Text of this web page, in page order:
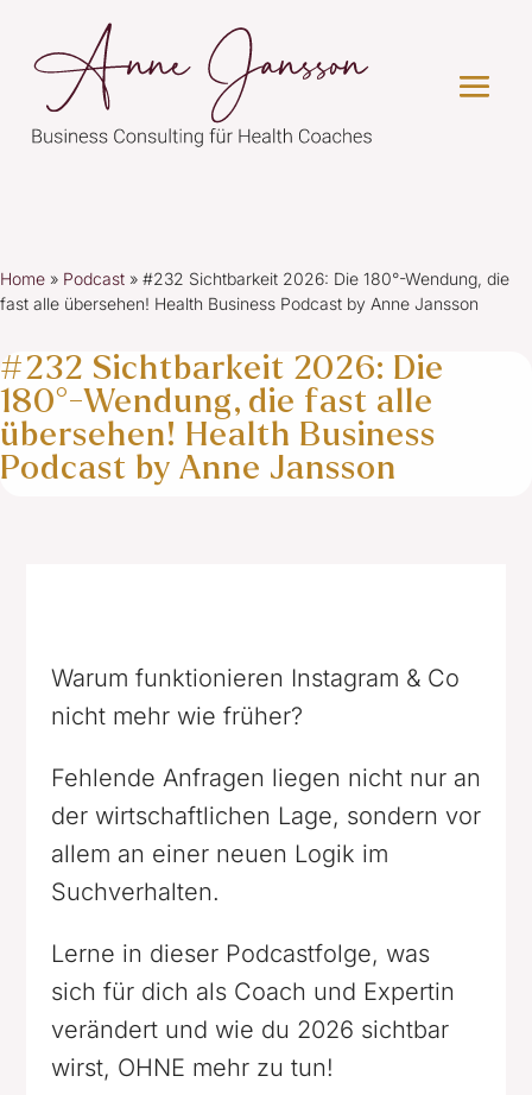
Home » Podcast » #232 Sichtbarkeit 2026: Die 180°-Wendung, die
fast alle übersehen! Health Business Podcast by Anne Jansson
#232 Sichtbarkeit 2026: Die
180°-Wendung, die fast alle
übersehen! Health Business
Podcast by Anne Jansson
Warum funktionieren Instagram & Co
nicht mehr wie früher?
Fehlende Anfragen liegen nicht nur an
der wirtschaftlichen Lage, sondern vor
allem an einer neuen Logik im
Suchverhalten.
Lerne in dieser Podcastfolge, was
sich für dich als Coach und Expertin
verändert und wie du 2026 sichtbar
wirst, OHNE mehr zu tun!